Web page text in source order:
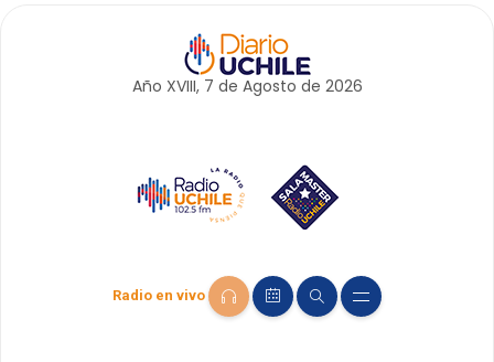
Año XVIII, 7 de Agosto de 2026
Radio en vivo